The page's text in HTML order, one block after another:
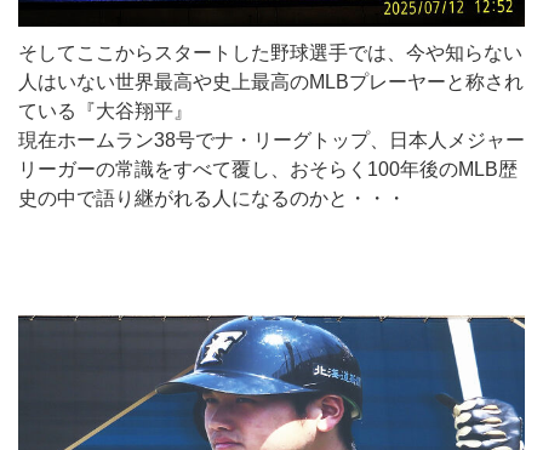
そしてここからスタートした野球選手では、今や知らない
人はいない世界最高や史上最高のMLBプレーヤーと称され
ている『大谷翔平』
現在ホームラン38号でナ・リーグトップ、日本人メジャー
リーガーの常識をすべて覆し、おそらく100年後のMLB歴
史の中で語り継がれる人になるのかと・・・